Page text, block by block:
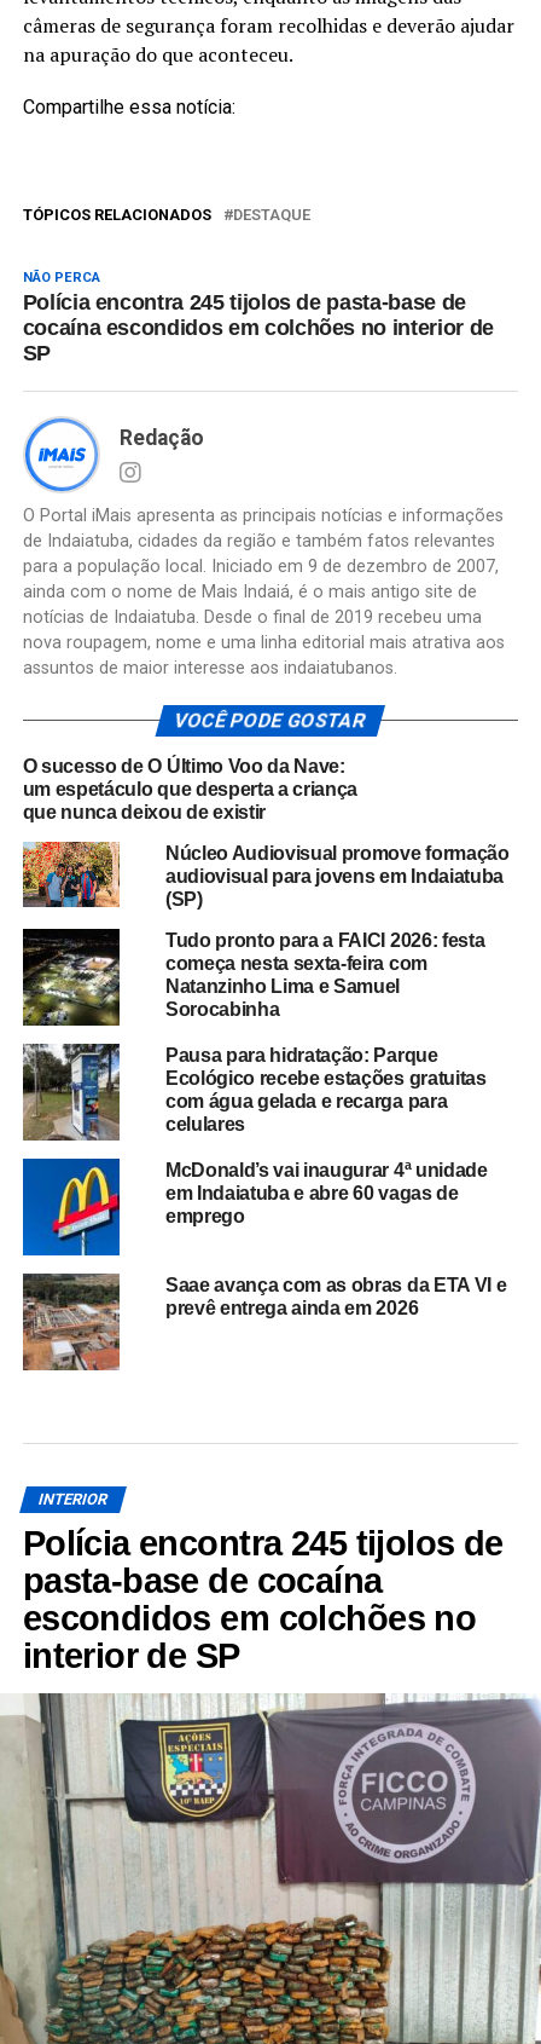
câmeras de segurança foram recolhidas e deverão ajudar
na apuração do que aconteceu.
Compartilhe essa notícia:
TÓPICOS RELACIONADOS DESTAQUE
NÃO PERCA
Polícia encontra 245 tijolos de pasta-base de
cocaína escondidos em colchões no interior de
SP
Redação
O Portal iMais apresenta as principais notícias e informações
de Indaiatuba, cidades da região e também fatos relevantes
para a população local. Iniciado em 9 de dezembro de 2007,
ainda com o nome de Mais Indaiá, é o mais antigo site de
notícias de Indaiatuba. Desde o final de 2019 recebeu uma
nova roupagem, nome e uma linha editorial mais atrativa aos
assuntos de maior interesse aos indaiatubanos.
VOCÊ PODE GOSTAR
O sucesso de O Último Voo da Nave:
um espetáculo que desperta a criança
que nunca deixou de existir
Núcleo Audiovisual promove formação
audiovisual para jovens em Indaiatuba
(SP)
Tudo pronto para a FAICI 2026: festa
começa nesta sexta-feira com
Natanzinho Lima e Samuel
Sorocabinha
Pausa para hidratação: Parque
Ecológico recebe estações gratuitas
com água gelada e recarga para
celulares
McDonald’s vai inaugurar 4ª unidade
em Indaiatuba e abre 60 vagas de
emprego
Saae avança com as obras da ETA VI e
prevê entrega ainda em 2026
INTERIOR
Polícia encontra 245 tijolos de
pasta-base de cocaína
escondidos em colchões no
interior de SP